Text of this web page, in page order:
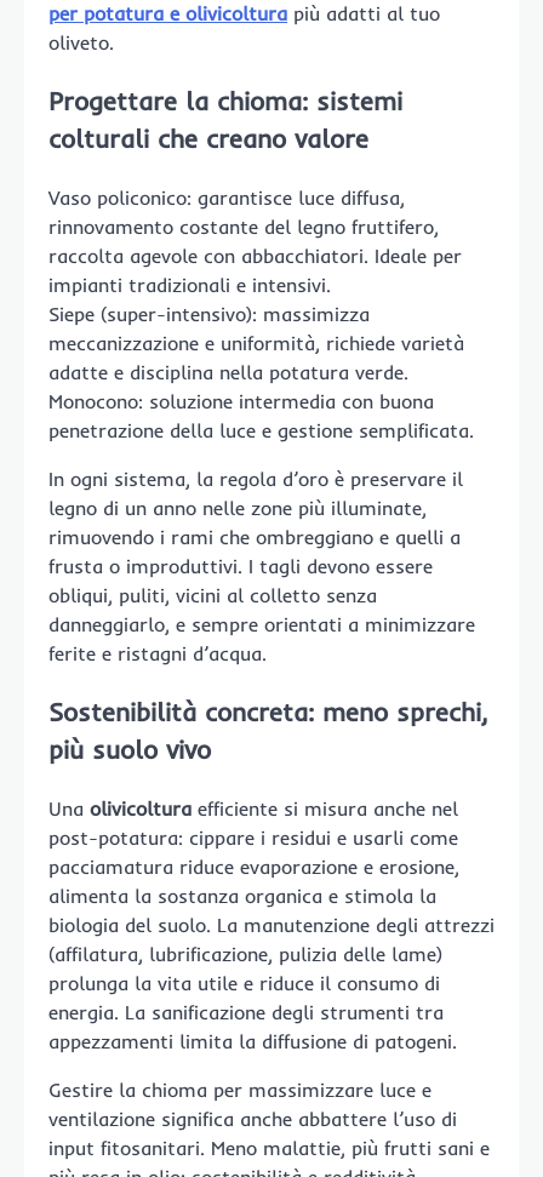
per potatura e olivicoltura più adatti al tuo
oliveto.
Progettare la chioma: sistemi
colturali che creano valore
Vaso policonico: garantisce luce diffusa,
rinnovamento costante del legno fruttifero,
raccolta agevole con abbacchiatori. Ideale per
impianti tradizionali e intensivi.
Siepe (super-intensivo): massimizza
meccanizzazione e uniformità, richiede varietà
adatte e disciplina nella potatura verde.
Monocono: soluzione intermedia con buona
penetrazione della luce e gestione semplificata.
In ogni sistema, la regola d’oro è preservare il
legno di un anno nelle zone più illuminate,
rimuovendo i rami che ombreggiano e quelli a
frusta o improduttivi. I tagli devono essere
obliqui, puliti, vicini al colletto senza
danneggiarlo, e sempre orientati a minimizzare
ferite e ristagni d’acqua.
Sostenibilità concreta: meno sprechi,
più suolo vivo
Una olivicoltura efficiente si misura anche nel
post-potatura: cippare i residui e usarli come
pacciamatura riduce evaporazione e erosione,
alimenta la sostanza organica e stimola la
biologia del suolo. La manutenzione degli attrezzi
(affilatura, lubrificazione, pulizia delle lame)
prolunga la vita utile e riduce il consumo di
energia. La sanificazione degli strumenti tra
appezzamenti limita la diffusione di patogeni.
Gestire la chioma per massimizzare luce e
ventilazione significa anche abbattere l’uso di
input fitosanitari. Meno malattie, più frutti sani e